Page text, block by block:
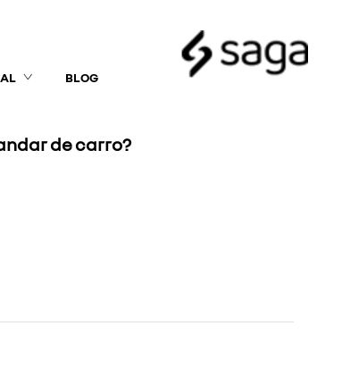
BLOG
de carro?